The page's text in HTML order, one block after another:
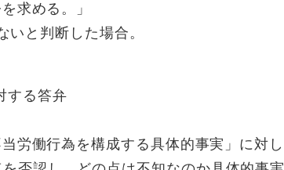
求める。」
と判断した場合。
具体的事実に対する答弁
働行為を構成する具体的事実」に対し